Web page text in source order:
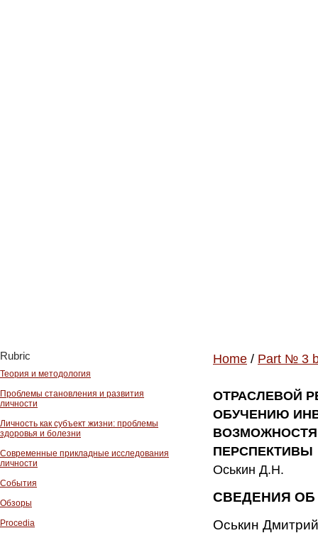
Rubric
Теория и методология
Проблемы становления и развития
личности
Личность как субъект жизни: проблемы
здоровья и болезни
Современные прикладные исследования
личности
События
Обзоры
Procedia
Home / Part № 3
ОТРАСЛЕВОЙ
ОБУЧЕНИЮ
ПЕРСПЕКТИВЫ
Оськин Д.Н.
СВЕДЕНИЯ ОБ
Оськин